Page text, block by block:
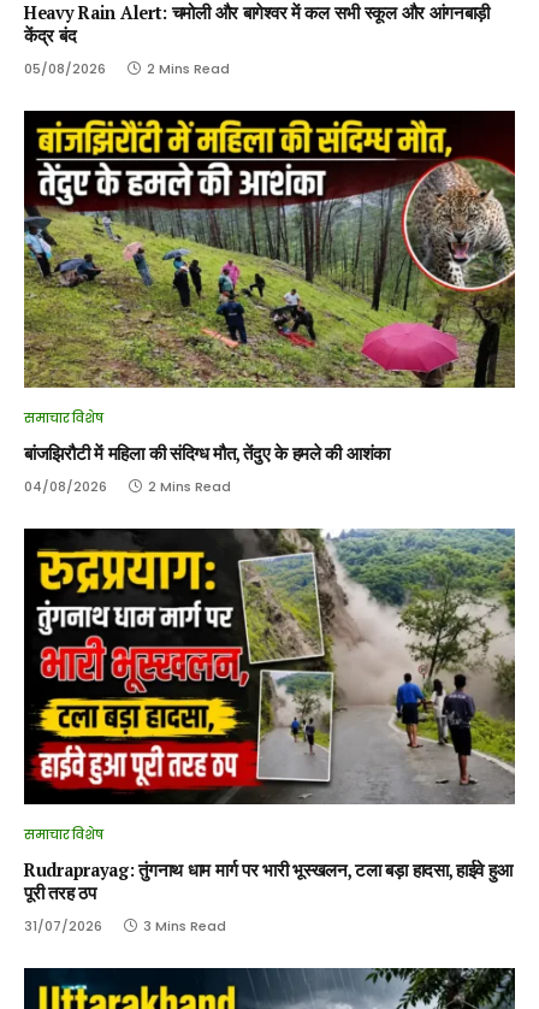
Heavy Rain Alert: चमोली और बागेश्वर में कल सभी स्कूल और आंगनबाड़ी
केंद्र बंद
05/08/2026 2 Mins Read
समाचार विशेष
बांजझिरौटी में महिला की संदिग्ध मौत, तेंदुए के हमले की आशंका
04/08/2026 2 Mins Read
समाचार विशेष
Rudraprayag: तुंगनाथ धाम मार्ग पर भारी भूस्खलन, टला बड़ा हादसा, हाईवे हुआ
पूरी तरह ठप
31/07/2026 3 Mins Read